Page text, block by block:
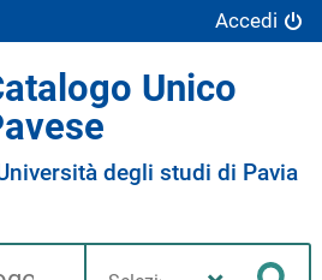
Accedi
Unico
degli studi di Pavia